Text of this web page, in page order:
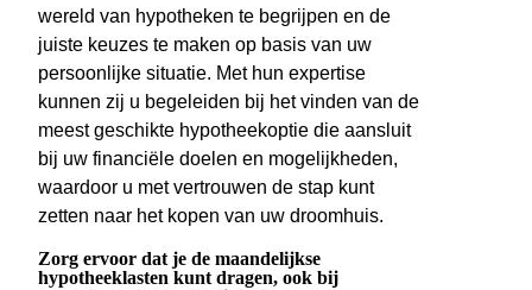
wereld van hypotheken te begrijpen en de
juiste keuzes te maken op basis van uw
persoonlijke situatie. Met hun expertise
kunnen zij u begeleiden bij het vinden van de
meest geschikte hypotheekoptie die aansluit
bij uw financiële doelen en mogelijkheden,
waardoor u met vertrouwen de stap kunt
zetten naar het kopen van uw droomhuis.
Zorg ervoor dat je de maandelijkse
hypotheeklasten kunt dragen, ook bij